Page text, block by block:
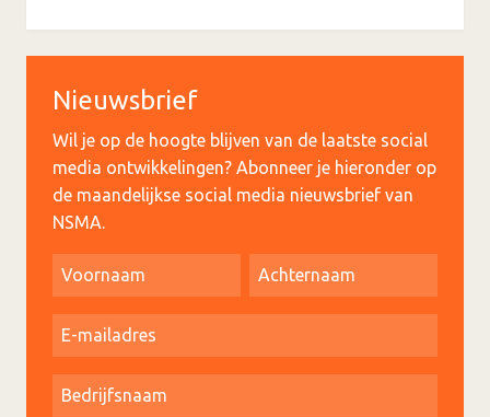
Nieuwsbrief
Wil je op de hoogte blijven van de laatste social
media ontwikkelingen? Abonneer je hieronder op
de maandelijkse social media nieuwsbrief van
NSMA.